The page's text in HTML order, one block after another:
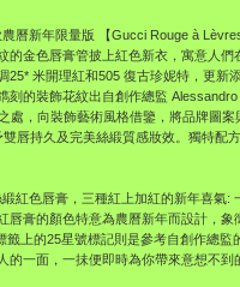
曆新年限量版 【Gucci Rouge à
的金色唇膏管披上紅色新衣，寓意人們
25* 米開理紅和505 復古珍妮特，更新
刻的裝飾花紋出自創作總監
處，向裝飾藝術風格借鑒，將品牌圖案
唇持久及完美絲緞質感妝效。獨特配
紅色唇膏， 三種紅上加紅的新年喜氣:
唇膏的顏色特意為農曆新年而設計， 象
籤上的25星號標記則是參考自創作總監
的一面，一抺便即時為你帶來意想不到